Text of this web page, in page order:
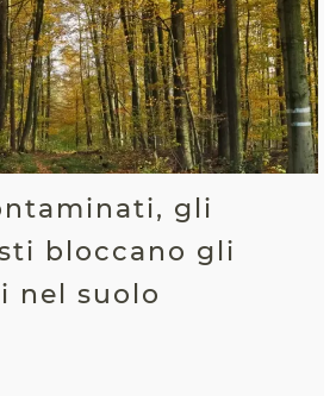
gli
bloccano gli
nel suolo